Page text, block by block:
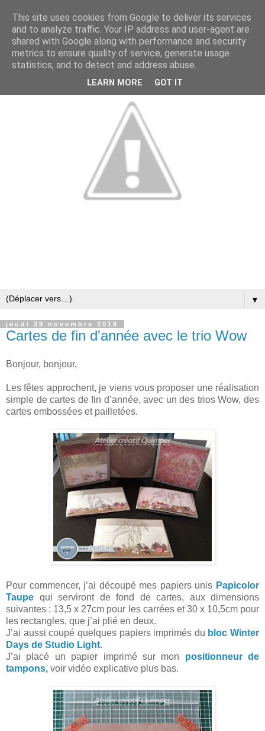
▼
jeudi 29 novembre 2018
Cartes de fin d'année avec le trio Wow
Bonjour, bonjour,
Les fêtes approchent, je viens vous proposer une réalisation
simple de cartes de fin d’année, avec un des trios Wow, des
cartes embossées et pailletées.
Pour commencer, j’ai découpé mes papiers unis Papicolor
Taupe qui serviront de fond de cartes, aux dimensions
suivantes : 13,5 x 27cm pour les carrées et 30 x 10,5cm pour
les rectangles, que j’ai plié en deux.
J’ai aussi coupé quelques papiers imprimés du bloc Winter
Days de Studio Light.
J’ai placé un papier imprimé sur mon positionneur de
tampons, voir vidéo explicative plus bas.
This site uses cookies from Google to deliver its services
and to analyze traffic. Your IP address and user-agent are
shared with Google along with performance and security
metrics to ensure quality of service, generate usage
statistics, and to detect and address abuse.
LEARN MORE GOT IT